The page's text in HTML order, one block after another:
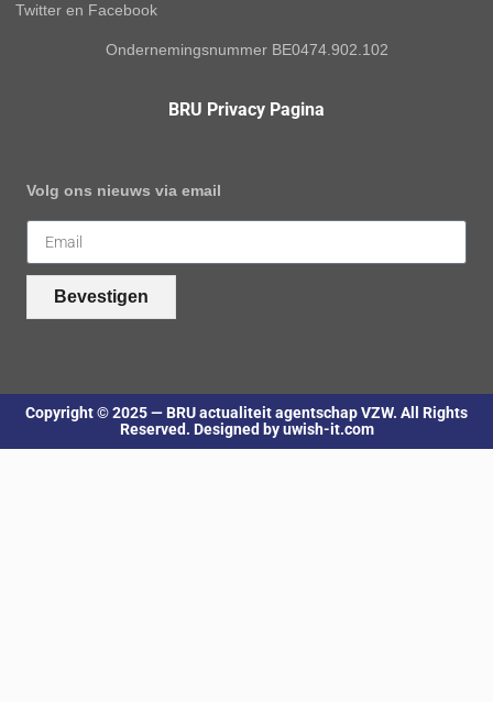
Twitter en Facebook
Ondernemingsnummer BE0474.902.102
BRU Privacy Pagina
Volg ons nieuws via email
Bevestigen
Copyright © 2025 — BRU actualiteit agentschap VZW. All Rights
Reserved. Designed by uwish-it.com